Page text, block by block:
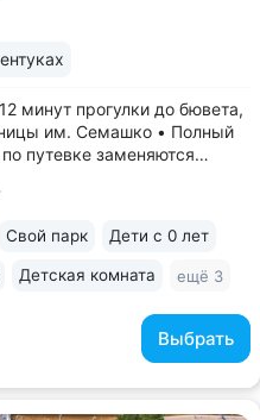
минут прогулки до бювета,
им. Семашко • Полный
путевке заменяются
эндоскопические
Выбрать
Свой парк Дети с 0 лет
Детская комната ещё 3